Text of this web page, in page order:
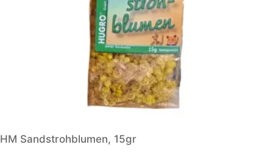
HM Sandstrohblumen, 15gr